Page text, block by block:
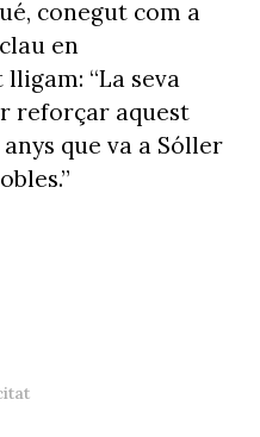
conegut com a
en
“La seva
reforçar aquest
que va a Sóller